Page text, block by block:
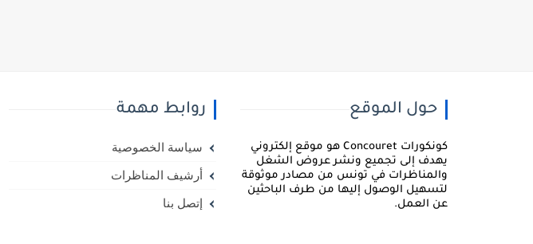
حول الموقع
كونكورات Concouret هو موقع إلكتروني
يهدف إلى تجميع ونشر عروض الشغل
والمناظرات في تونس من مصادر موثوقة
لتسهيل الوصول إليها من طرف الباحثين
عن العمل.
روابط مهمة
سياسة الخصوصية
أرشيف المناظرات
إتصل بنا